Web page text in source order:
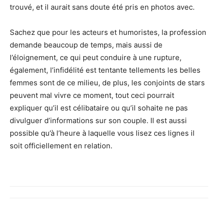
trouvé, et il aurait sans doute été pris en photos avec.
Sachez que pour les acteurs et humoristes, la profession
demande beaucoup de temps, mais aussi de
l’éloignement, ce qui peut conduire à une rupture,
également, l’infidélité est tentante tellements les belles
femmes sont de ce milieu, de plus, les conjoints de stars
peuvent mal vivre ce moment, tout ceci pourrait
expliquer qu’il est célibataire ou qu’il sohaite ne pas
divulguer d’informations sur son couple. Il est aussi
possible qu’à l’heure à laquelle vous lisez ces lignes il
soit officiellement en relation.